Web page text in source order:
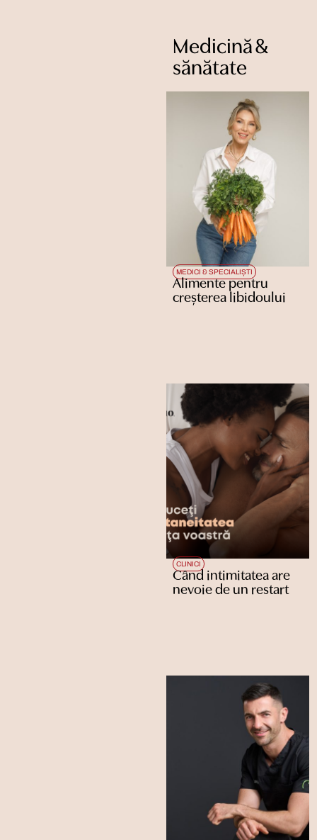
Medicină &
sănătate
MEDICI & SPECIALIȘTI
Alimente pentru
creșterea libidoului
CLINICI
Când intimitatea are
nevoie de un restart